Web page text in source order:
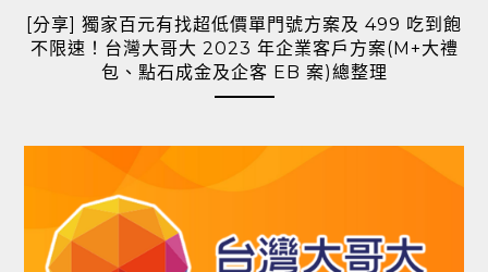
[分享] 獨家百元有找超低價單門號方案及 499 吃到飽
不限速！台灣大哥大 2023 年企業客戶方案(M+大禮
包、點石成金及企客 EB 案)總整理